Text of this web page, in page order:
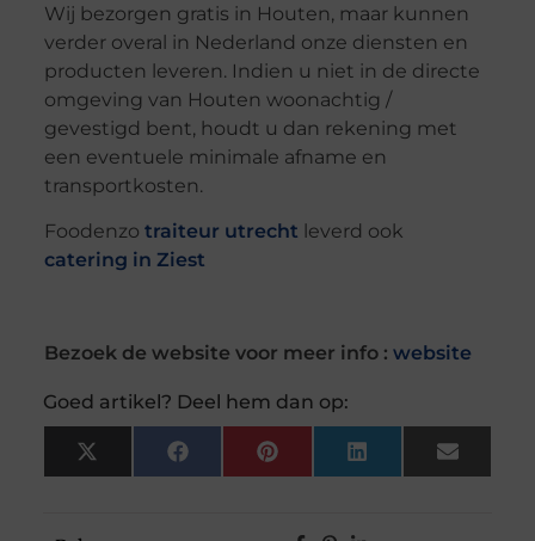
Wij bezorgen gratis in Houten, maar kunnen
verder overal in Nederland onze diensten en
producten leveren. Indien u niet in de directe
omgeving van Houten woonachtig /
gevestigd bent, houdt u dan rekening met
een eventuele minimale afname en
transportkosten.
Foodenzo traiteur utrecht leverd ook
catering in Ziest
Bezoek de website voor meer info : website
Goed artikel? Deel hem dan op:
X
(Twitter)
FacebookPinterestLinkedInEmail